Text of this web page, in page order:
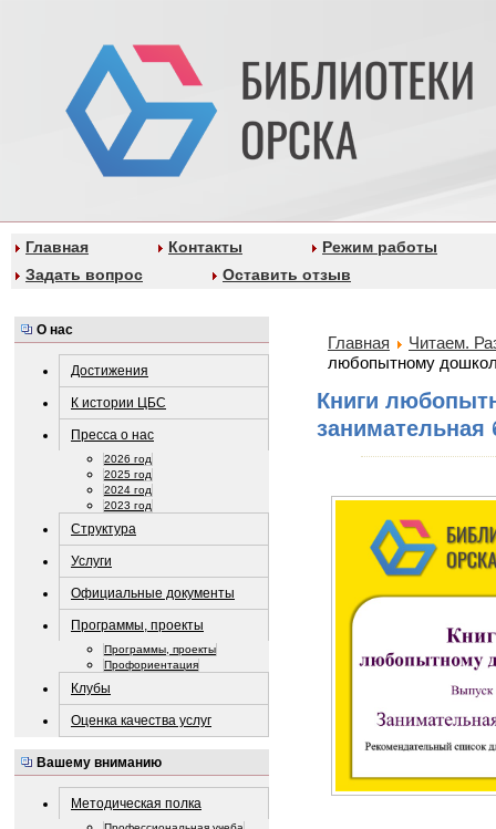
Главная Контакты
Режим работы
Задать вопрос
Оставить отзыв
О нас
Достижения
К истории ЦБС
Пресса о нас
2026 год
2025 год
2024 год
2023 год
Структура
Услуги
Официальные документы
Программы, проекты
Программы, проекты
Профориентация
Клубы
Оценка качества услуг
Вашему вниманию
Методическая полка
Главная
Читаем.
любопытному
Книги
занимательная